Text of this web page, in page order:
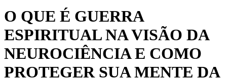
O QUE É GUERRA
ESPIRITUAL NA VISÃO DA
NEUROCIÊNCIA E COMO
PROTEGER SUA MENTE DA